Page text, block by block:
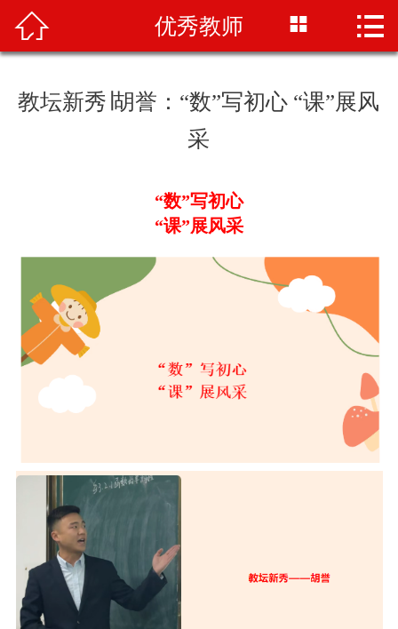
 首页
崇德荣誉
教学教研
教师频道
 优秀教师  
教坛新秀∣胡誉：“数”写初心 “课”展风
采
“数”写初心
“课”展风采